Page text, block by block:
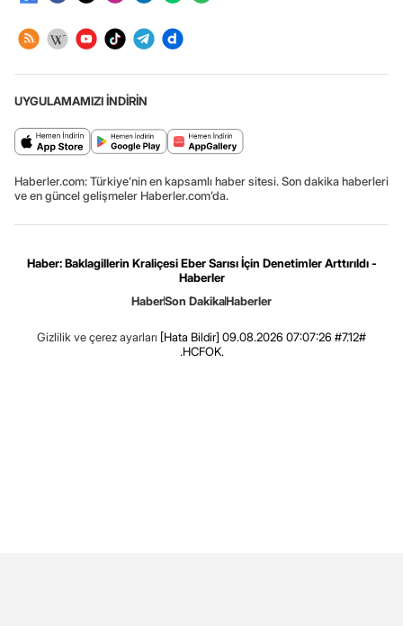
UYGULAMAMIZI İNDİRİN
Haberler.com: Türkiye’nin en kapsamlı haber sitesi. Son dakika haberleri
ve en güncel gelişmeler Haberler.com’da.
Haber: Baklagillerin Kraliçesi Eber Sarısı İçin Denetimler Arttırıldı -
Haberler
HaberSon DakikaHaberler
Gizlilik ve çerez ayarları [Hata Bildir] 09.08.2026 07:07:26 #7.12#
.HCFOK.